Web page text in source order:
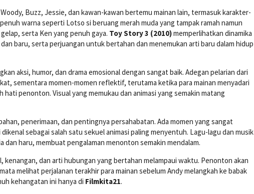
Buzz, Jessie, dan kawan-kawan bertemu mainan lain, termasuk karakter-
warna seperti Lotso si beruang merah muda yang tampak ramah namun
serta Ken yang penuh gaya. Toy Story 3 (2010)memperlihatkan dinamika
dan baru, serta perjuangan untuk bertahan dan menemukan arti baru dalam hidup
aksi, humor, dan drama emosional dengan sangat baik. Adegan pelarian dari
sementara momen-momen reflektif, terutama ketika para mainan menyadari
penonton. Visual yang memukau dan animasi yang semakin matang
penerimaan, dan pentingnya persahabatan. Ada momen yang sangat
sebagai salah satu sekuel animasi paling menyentuh. Lagu-lagu dan musik
haru, membuat pengalaman menonton semakin mendalam.
kenangan, dan arti hubungan yang bertahan melampaui waktu. Penonton akan
melihat perjalanan terakhir para mainan sebelum Andy melangkah ke babak
kehangatan ini hanya di Filmkita21.